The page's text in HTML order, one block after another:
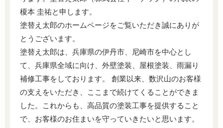
榎本 圭祐と申します。
塗替え太郎のホームページをご覧いただき誠にありが
とうございます。
塗替え太郎は、兵庫県の伊丹市、尼崎市を中心とし
て、兵庫県全域に向け、外壁塗装、屋根塗装、雨漏り
補修工事をしております。 創業以来、数沢山のお客様
の支えをいただき、ここまで続けてくることができま
した。これからも、高品質の塗装工事を提供すること
で、お客様のお住まいを守っていきたいと思います。